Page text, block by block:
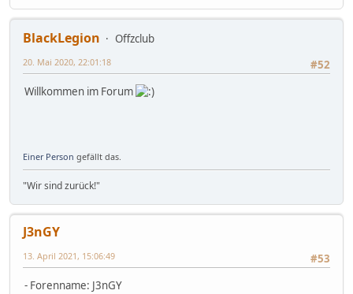
BlackLegion
Offzclub
#52
20. Mai 2020, 22:01:18
Willkommen im Forum
Einer Person gefällt das.
"Wir sind zurück!"
J3nGY
#53
13. April 2021, 15:06:49
- Forenname: J3nGY